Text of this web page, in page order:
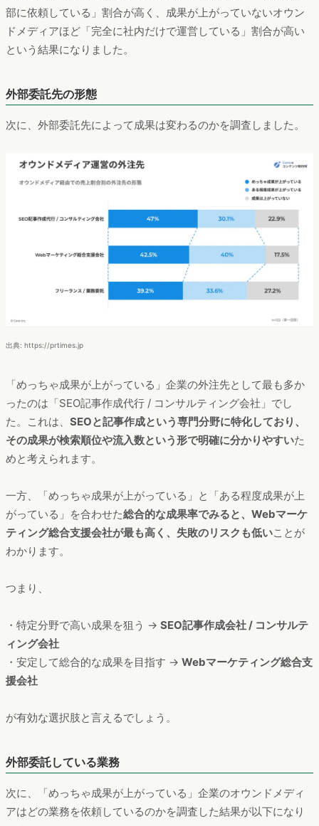
部に依頼している」割合が高く、成果が上がっていないオウン
ドメディアほど「完全に社内だけで運営している」割合が高い
という結果になりました。
外部委託先の形態
次に、外部委託先によって成果は変わるのかを調査しました。
出典: https://prtimes.jp
「めっちゃ成果が上がっている」企業の外注先として最も多か
ったのは「SEO記事作成代行 / コンサルティング会社」でし
た。これは、 SEOと記事作成という専門分野に特化しており、
その成果が検索順位や流入数という形で明確に分かりやすいた
めと考えられます。
一方、「めっちゃ成果が上がっている」と「ある程度成果が上
がっている」を合わせた総合的な成果率でみると、Webマーケ
ティング総合支援会社が最も高く、失敗のリスクも低いことが
わかります。
つまり、
・特定分野で高い成果を狙う → SEO記事作成会社 / コンサルテ
ィング会社
・安定して総合的な成果を目指す → Webマーケティング総合支
援会社
が有効な選択肢と言えるでしょう。
外部委託している業務
次に、「めっちゃ成果が上がっている」企業のオウンドメディ
アはどの業務を依頼しているのかを調査した結果が以下になり